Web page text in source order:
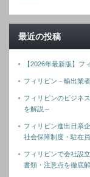
最近の投稿
【2026年最新版】フ
フィリピン－輸出業
フィリピンのビジネ
を解説～
フィリピン進出日系
社会保障制度・駐在
フィリピンで会社設
書類・注意点を徹底